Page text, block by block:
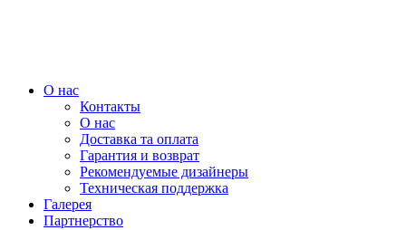
О нас
Контакты
О нас
Доставка та оплата
Гарантия и возврат
Рекомендуемые дизайнеры
Техническая поддержка
Галерея
Партнерство